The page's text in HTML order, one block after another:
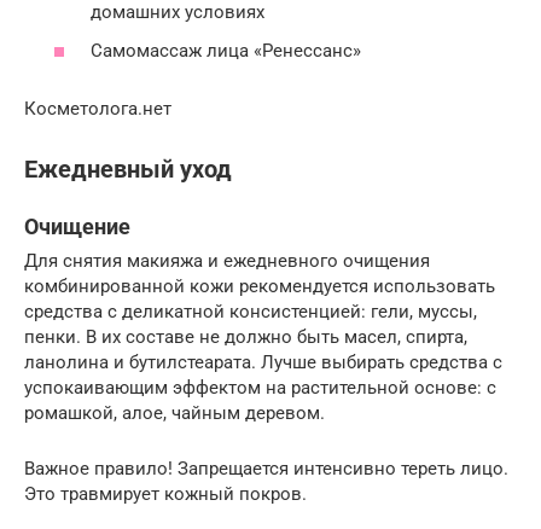
домашних условиях
Самомассаж лица «Ренессанс»
Косметолога.нет
Ежедневный уход
Очищение
Для снятия макияжа и ежедневного очищения
комбинированной кожи рекомендуется использовать
средства с деликатной консистенцией: гели, муссы,
пенки. В их составе не должно быть масел, спирта,
ланолина и бутилстеарата. Лучше выбирать средства с
успокаивающим эффектом на растительной основе: с
ромашкой, алое, чайным деревом.
Важное правило! Запрещается интенсивно тереть лицо.
Это травмирует кожный покров.